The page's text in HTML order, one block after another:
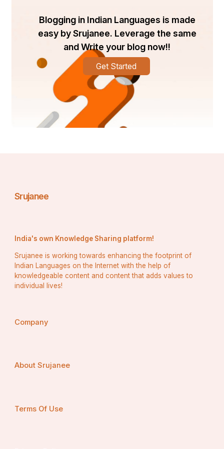
1.सामाजिक असमानता दूर करने हेतू।
भारत में कुछ हिस्सों में आज भी जाति आधारित भेदभाव
लागू है। जातिगत जनगणना से ऐसे लोगों की पहचान कर
उनके लिए उचित नीति बना कर उन्हें भी समाज में
विकास के समान अवसर प्रदान किए जा सकते हैं।
सुनिश्चित किया जा सके।
Blogging in Indian Languages is made
easy by Srujanee. Leverage the same
and Write your blog now!!
Get Started
Srujanee
India's own Knowledge Sharing platform!
Srujanee is working towards enhancing the footprint of
Indian Languages on the Internet with the help of
knowledgeable content and content that adds values to
individual lives!
Company
About Srujanee
Terms Of Use